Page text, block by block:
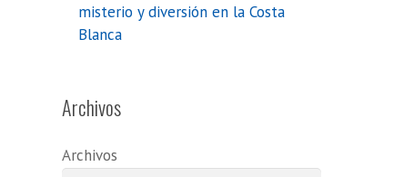
misterio y diversión en la Costa
Blanca
Archivos
Archivos